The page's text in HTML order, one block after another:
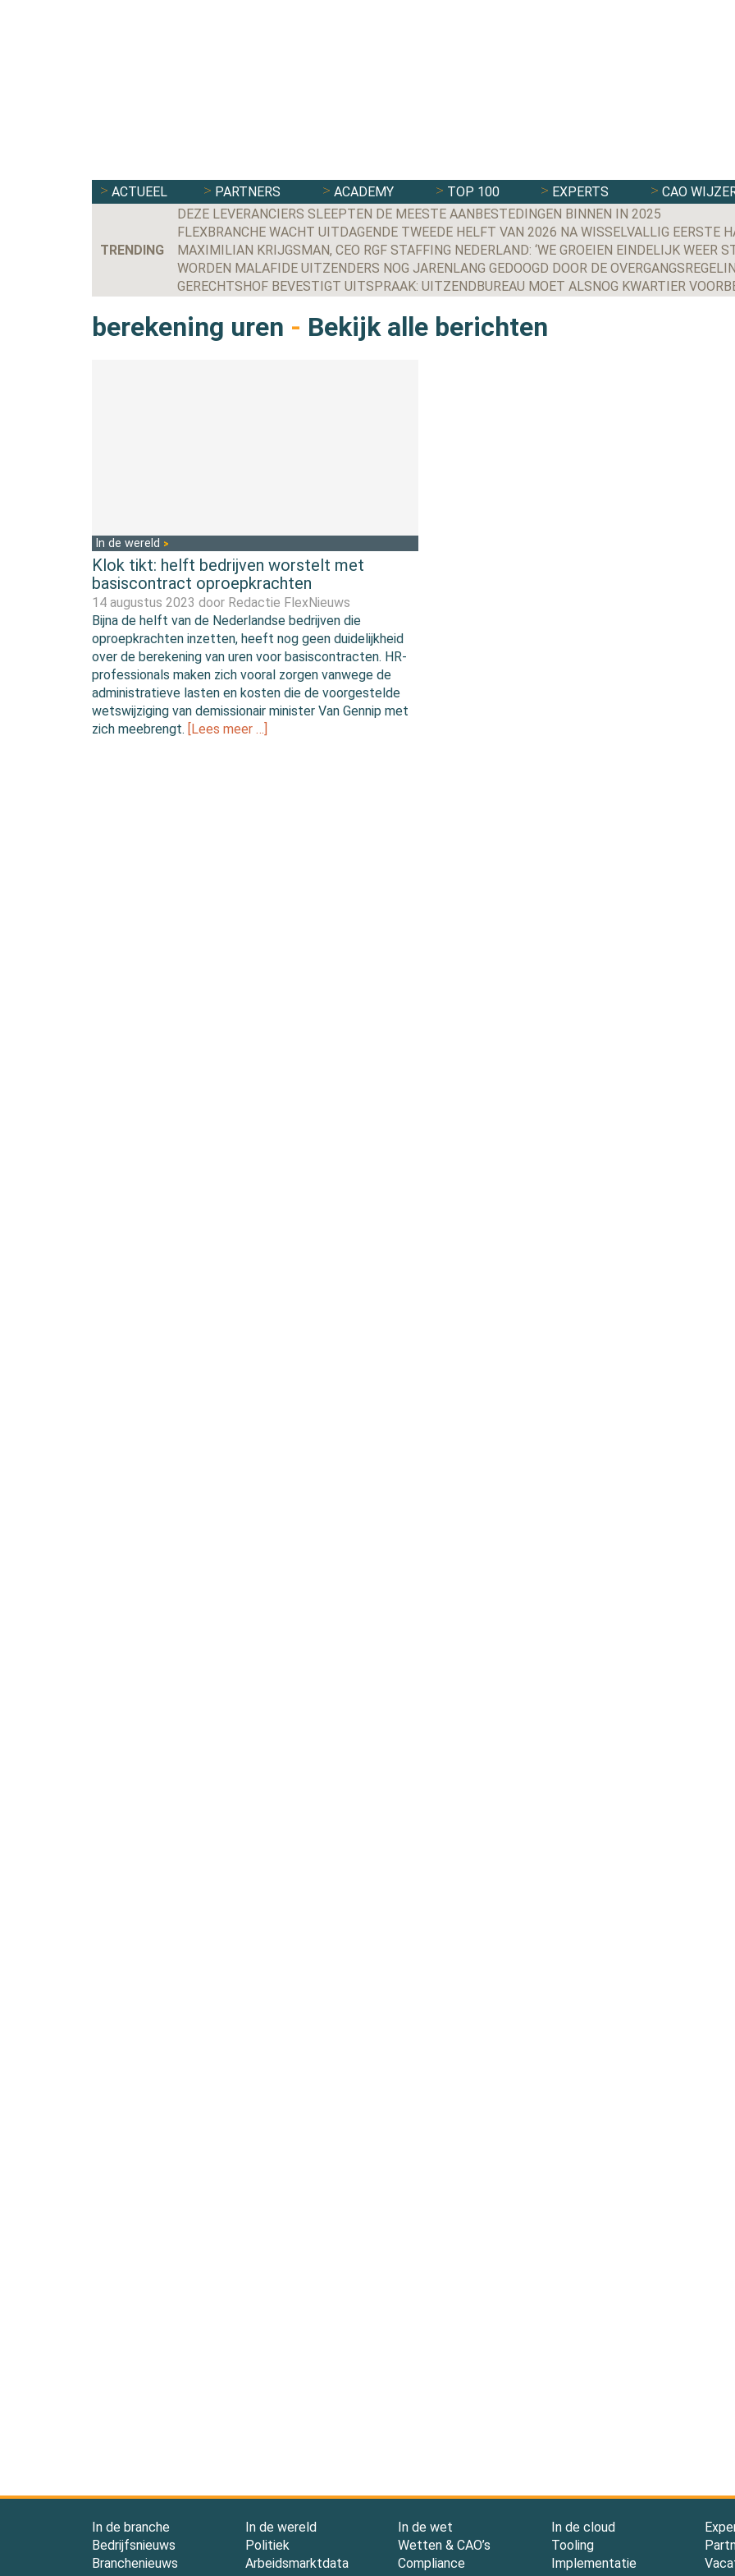
ACTUEEL PARTNERS ACADEMY TOP 100 EXPERTS CAO
TRENDING
DEZE LEVERANCIERS SLEEPTEN DE MEESTE AANBESTEDINGEN BINNEN IN 2025
FLEXBRANCHE WACHT UITDAGENDE TWEEDE HELFT VAN 2026 NA WISSELVALLIG EERSTE
WORDEN MALAFIDE UITZENDERS NOG JARENLANG GEDOOGD DOOR DE
berekening uren - Bekijk alle berichten
In de wereld
Klok tikt: helft bedrijven worstelt met
basiscontract oproepkrachten
14 augustus 2023 door Redactie FlexNieuws
Bijna de helft van de Nederlandse bedrijven die
oproepkrachten inzetten, heeft nog geen duidelijkheid
over de berekening van uren voor basiscontracten. HR-
professionals maken zich vooral zorgen vanwege de
administratieve lasten en kosten die de voorgestelde
wetswijziging van demissionair minister Van Gennip met
zich meebrengt. [Lees meer …]
In de branche
Bedrijfsnieuws
Branchenieuws
In de wereld
Politiek
Arbeidsmarktdata
In de wet
Wetten & CAO’s
Compliance
In de cloud
Tooling
Implementatie